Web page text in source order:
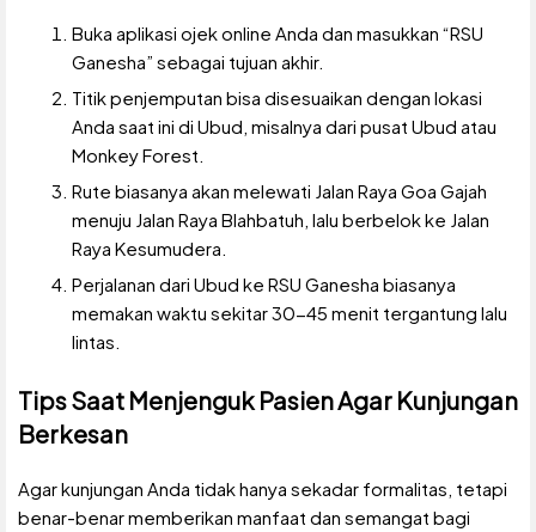
Buka aplikasi ojek online Anda dan masukkan “RSU
Ganesha” sebagai tujuan akhir.
Titik penjemputan bisa disesuaikan dengan lokasi
Anda saat ini di Ubud, misalnya dari pusat Ubud atau
Monkey Forest.
Rute biasanya akan melewati Jalan Raya Goa Gajah
menuju Jalan Raya Blahbatuh, lalu berbelok ke Jalan
Raya Kesumudera.
Perjalanan dari Ubud ke RSU Ganesha biasanya
memakan waktu sekitar 30-45 menit tergantung lalu
lintas.
Tips Saat Menjenguk Pasien Agar Kunjungan
Berkesan
Agar kunjungan Anda tidak hanya sekadar formalitas, tetapi
benar-benar memberikan manfaat dan semangat bagi